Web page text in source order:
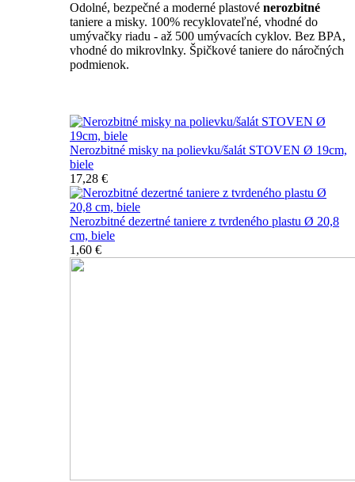
Odolné, bezpečné a moderné plastové nerozbitné
taniere a misky. 100% recyklovateľné, vhodné do
umývačky riadu - až 500 umývacích cyklov. Bez BPA,
vhodné do mikrovlnky. Špičkové taniere do náročných
podmienok.
Nerozbitné misky na polievku/šalát STOVEN Ø 19cm,
biele
17,28 €
Nerozbitné dezertné taniere z tvrdeného plastu Ø 20,8
cm, biele
1,60 €